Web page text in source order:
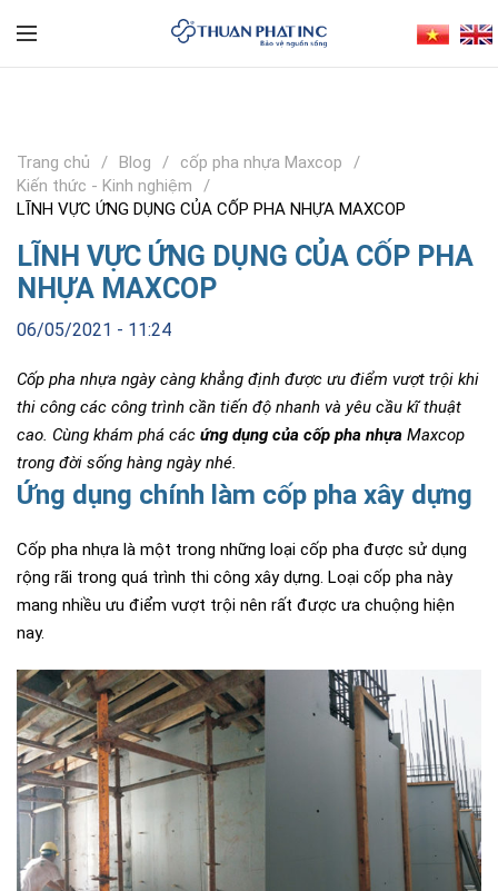
Trang chủ Blog
cốp pha nhựa Maxcop
Kiến thức - Kinh nghiệm
LĨNH VỰC ỨNG DỤNG CỦA CỐP PHA NHỰA MAXCOP
LĨNH VỰC ỨNG DỤNG CỦA CỐP PHA
NHỰA MAXCOP
06/05/2021 - 11:24
Cốp pha nhựa ngày càng khẳng định được ưu điểm vượt trội khi
thi công các công trình cần tiến độ nhanh và yêu cầu kĩ thuật
cao. Cùng khám phá các ứng dụng của cốp pha nhựa Maxcop
trong đời sống hàng ngày nhé.
Ứng dụng chính làm cốp pha xây dựng
Cốp pha nhựa là một trong những loại cốp pha được sử dụng
rộng rãi trong quá trình thi công xây dựng. Loại cốp pha này
mang nhiều ưu điểm vượt trội nên rất được ưa chuộng hiện
nay.